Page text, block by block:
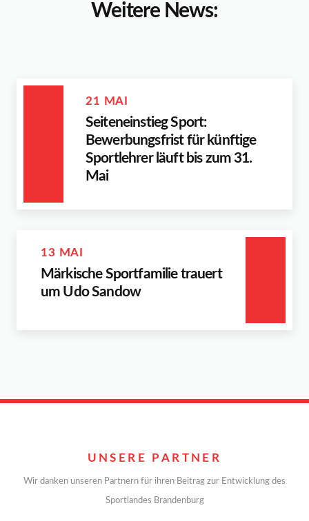
Weitere News:
21 MAI
Seiteneinstieg Sport:
Bewerbungsfrist für künftige
Sportlehrer läuft bis zum 31.
Mai
13 MAI
Märkische Sportfamilie trauert
um Udo Sandow
UNSERE PARTNER
Wir danken unseren Partnern für ihren Beitrag zur Entwicklung des
Sportlandes Brandenburg